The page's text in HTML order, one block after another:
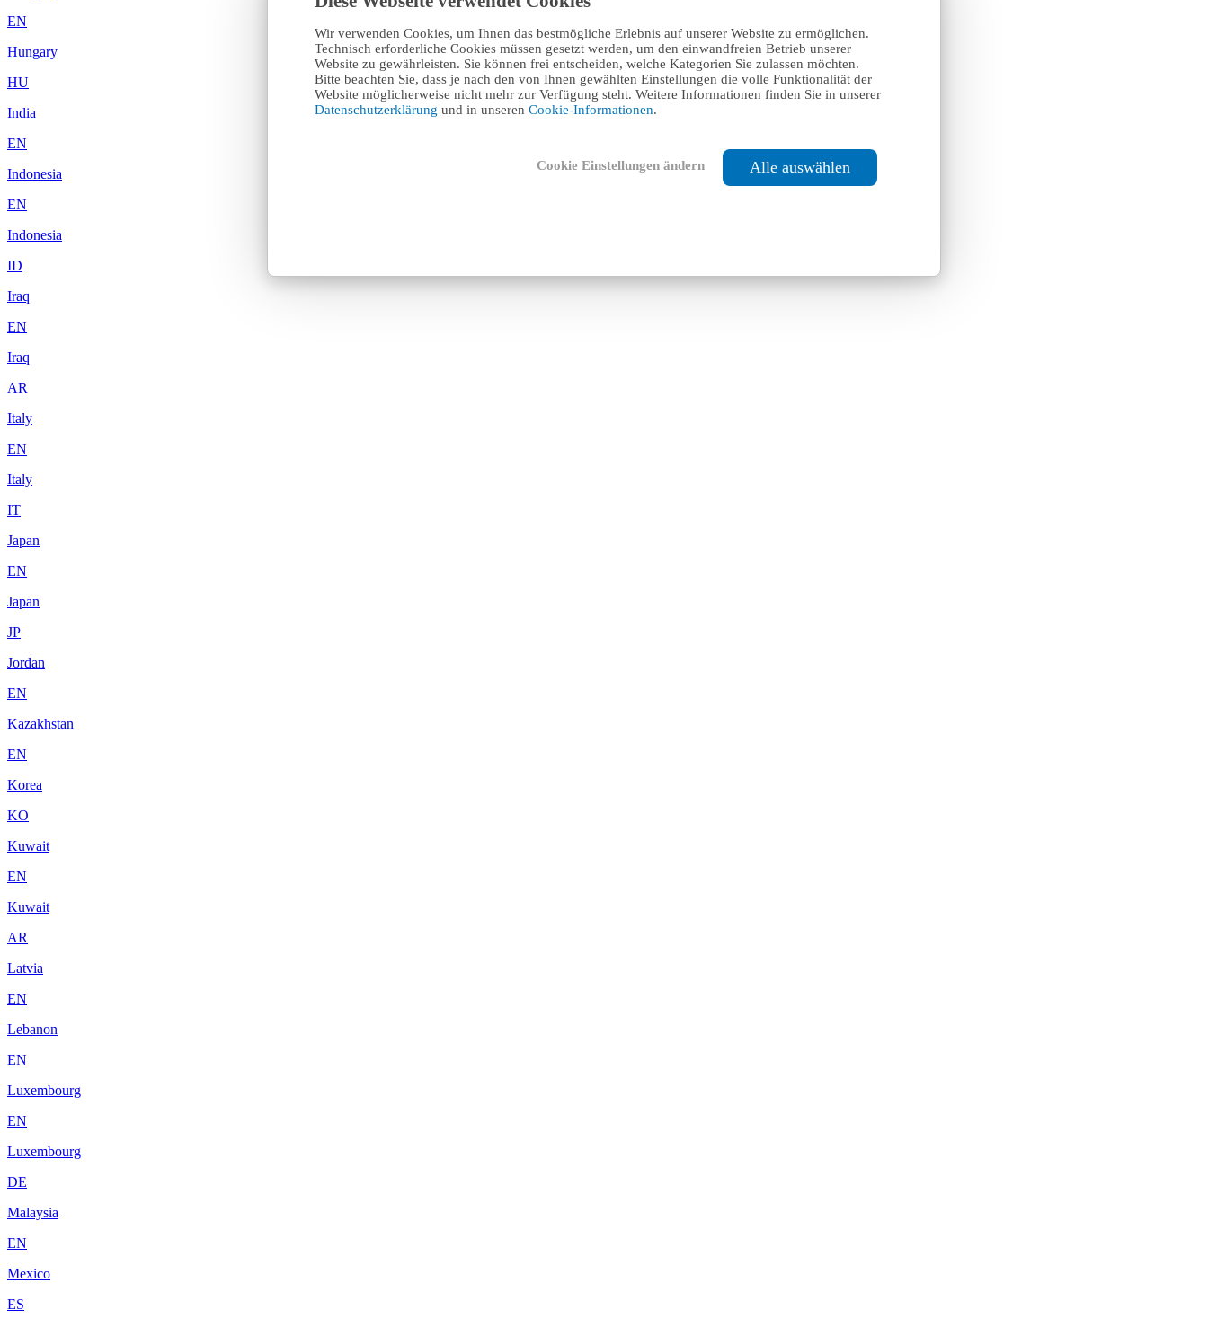
Wir verwenden Cookies, um Ihnen das bestmögliche Erlebnis auf unserer Website zu ermöglichen.
Technisch erforderliche Cookies müssen gesetzt werden, um den einwandfreien Betrieb unserer
Website zu gewährleisten. Sie können frei entscheiden, welche Kategorien Sie zulassen möchten.
Bitte beachten Sie, dass je nach den von Ihnen gewählten Einstellungen die volle Funktionalität der
Website möglicherweise nicht mehr zur Verfügung steht. Weitere Informationen finden Sie in unserer
Datenschutzerklärung und in unseren Cookie-Informationen.
Cookie Einstellungen ändern Alle auswählen
EN
Hungary
HU
India
EN
Indonesia
EN
Indonesia
ID
Iraq
EN
Iraq
AR
Italy
EN
Italy
IT
Japan
EN
Japan
JP
Jordan
EN
Kazakhstan
EN
Korea
KO
Kuwait
EN
Kuwait
AR
Latvia
EN
Lebanon
EN
Luxembourg
EN
Luxembourg
DE
Malaysia
EN
Mexico
ES